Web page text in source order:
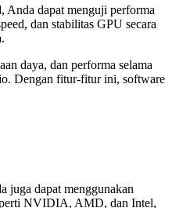
, Anda dapat menguji performa
dan stabilitas GPU secara
daya, dan performa selama
Dengan fitur-fitur ini, software
juga dapat menggunakan
NVIDIA, AMD, dan Intel,